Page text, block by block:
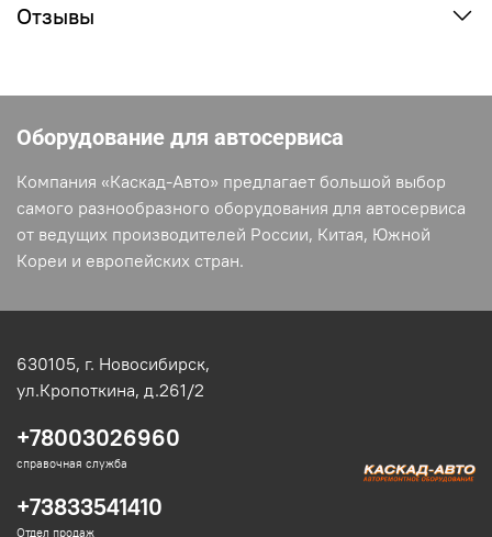
Отзывы
Оборудование для автосервиса
Компания «Каскад-Авто» предлагает большой выбор
самого разнообразного оборудования для автосервиса
от ведущих производителей России, Китая, Южной
Кореи и европейских стран.
630105, г. Новосибирск,
ул.Кропоткина, д.261/2
+78003026960
справочная служба
+73833541410
Отдел продаж